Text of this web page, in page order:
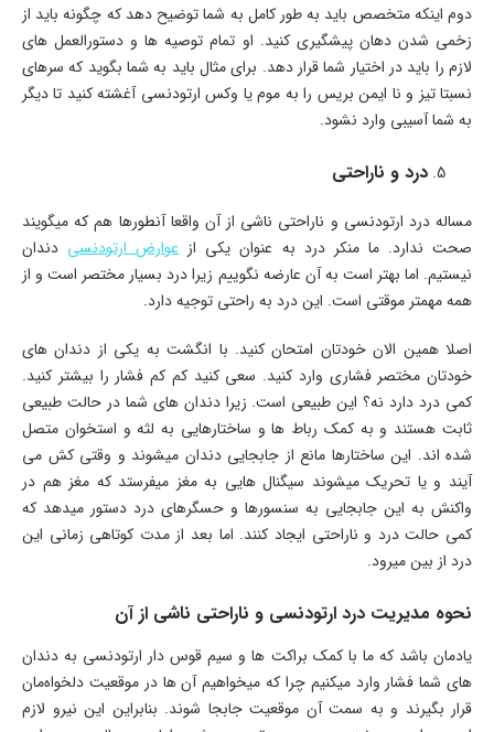
دوم اینکه متخصص باید به طور کامل به شما توضیح دهد که چگونه باید از
زخمی شدن دهان پیشگیری کنید. او تمام توصیه ها و دستورالعمل های
لازم را باید در اختیار شما قرار دهد. برای مثال باید به شما بگوید که سرهای
نسبتا تیز و نا ایمن بریس را به موم یا وکس ارتودنسی آغشته کنید تا دیگر
به شما آسیبی وارد نشود.
درد و ناراحتی
مساله درد ارتودنسی و ناراحتی ناشی از آن واقعا آنطورها هم که میگویند
صحت ندارد. ما منکر درد به عنوان یکی ازعوارض ارتودنسی دندان
نیستیم. اما بهتر است به آن عارضه نگوییم زیرا درد بسیار مختصر است و از
همه مهمتر موقتی است. این درد به راحتی توجیه دارد.
اصلا همین الان خودتان امتحان کنید. با انگشت به یکی از دندان های
خودتان مختصر فشاری وارد کنید. سعی کنید کم کم فشار را بیشتر کنید.
کمی درد دارد نه؟ این طبیعی است. زیرا دندان های شما در حالت طبیعی
ثابت هستند و به کمک رباط ها و ساختارهایی به لثه و استخوان متصل
شده اند. این ساختارها مانع از جابجایی دندان میشوند و وقتی کش می
آیند و یا تحریک میشوند سیگنال هایی به مغز میفرستد که مغز هم در
واکنش به این جابجایی به سنسورها و حسگرهای درد دستور میدهد که
کمی حالت درد و ناراحتی ایجاد کنند. اما بعد از مدت کوتاهی زمانی این
درد از بین میرود.
نحوه مدیریت درد ارتودنسی و ناراحتی ناشی از آن
یادمان باشد که ما با کمک براکت ها و سیم قوس دار ارتودنسی به دندان
های شما فشار وارد میکنیم چرا که میخواهیم آن ها در موقعیت دلخواه‌مان
قرار بگیرند و به سمت آن موقعیت جابجا شوند. بنابراین این نیرو لازم